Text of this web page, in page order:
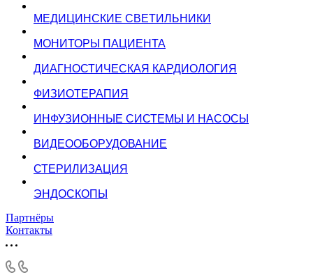
МЕДИЦИНСКИЕ СВЕТИЛЬНИКИ
МОНИТОРЫ ПАЦИЕНТА
ДИАГНОСТИЧЕСКАЯ КАРДИОЛОГИЯ
ФИЗИОТЕРАПИЯ
ИНФУЗИОННЫЕ СИСТЕМЫ И НАСОСЫ
ВИДЕООБОРУДОВАНИЕ
СТЕРИЛИЗАЦИЯ
ЭНДОСКОПЫ
Партнёры
Контакты